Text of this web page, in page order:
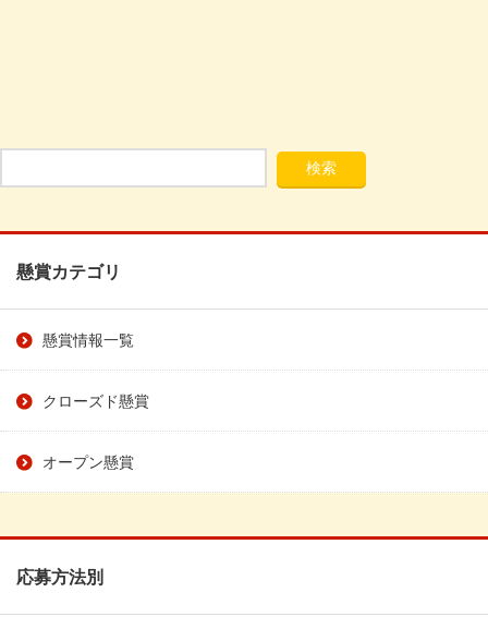
懸賞カテゴリ
懸賞情報一覧
クローズド懸賞
オープン懸賞
応募方法別